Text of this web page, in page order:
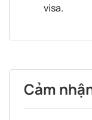
visa.
Cảm